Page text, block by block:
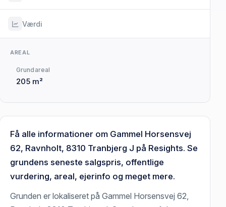
Værdi
AREAL
Grundareal
205 m²
Få alle informationer om Gammel Horsensvej
62, Ravnholt, 8310 Tranbjerg J på Resights. Se
grundens seneste salgspris, offentlige
vurdering, areal, ejerinfo og meget mere.
Grunden er lokaliseret på Gammel Horsensvej 62,